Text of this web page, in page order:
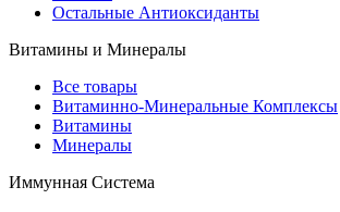
Остальные Антиоксиданты
Витамины и Минералы
Все товары
Витаминно-Минеральные Комплексы
Витамины
Минералы
Иммунная Система